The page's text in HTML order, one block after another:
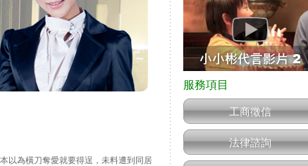
以為橫刀奪愛就要得逞，未料遭到同居
工商徵信
法律諮詢